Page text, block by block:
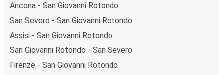
Ancona - San Giovanni Rotondo
San Severo - San Giovanni Rotondo
Assisi - San Giovanni Rotondo
San Giovanni Rotondo - San Severo
Firenze - San Giovanni Rotondo